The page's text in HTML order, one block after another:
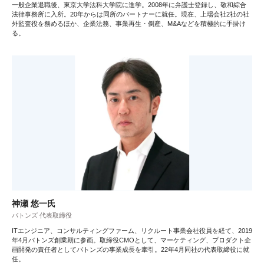
一般企業退職後、東京大学法科大学院に進学。2008年に弁護士登録し、敬和綜合
法律事務所に入所。20年からは同所のパートナーに就任。現在、上場会社2社の社
外監査役を務めるほか、企業法務、事業再生・倒産、M&Aなどを積極的に手掛け
る。
神瀬 悠一氏
バトンズ 代表取締役
ITエンジニア、コンサルティングファーム、リクルート事業会社役員を経て、2019
年4月バトンズ創業期に参画。取締役CMOとして、マーケティング、プロダクト企
画開発の責任者としてバトンズの事業成長を牽引。22年4月同社の代表取締役に就
任。